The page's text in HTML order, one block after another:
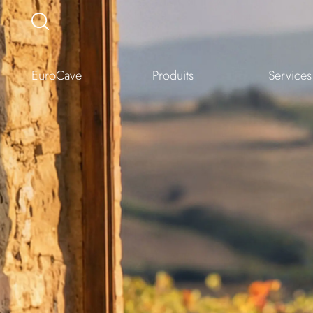
EuroCave Produits Services